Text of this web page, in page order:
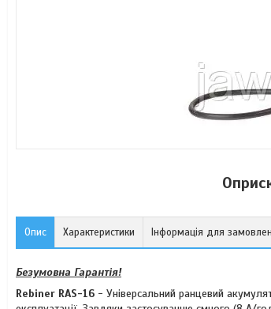
Опис Характеристики Інформація для
Безумовна Гарантія!
Rebiner RAS-16 - Універсальний ранцевий